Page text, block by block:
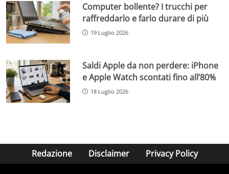
Computer bollente? I trucchi per
raffreddarlo e farlo durare di più
19 Luglio 2026
Saldi Apple da non perdere: iPhone
e Apple Watch scontati fino all’80%
18 Luglio 2026
Redazione Disclaimer Privacy Policy